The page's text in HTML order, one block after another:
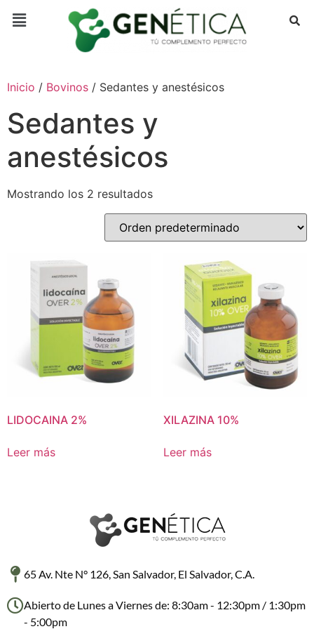
Inicio / Bovinos / Sedantes y anestésicos
Sedantes y
anestésicos
Mostrando los 2 resultados
LIDOCAINA 2%
Leer más
XILAZINA 10%
Leer más
65 Av. Nte N° 126, San Salvador, El Salvador, C.A.
Abierto de Lunes a Viernes de: 8:30am - 12:30pm / 1:30pm
- 5:00pm